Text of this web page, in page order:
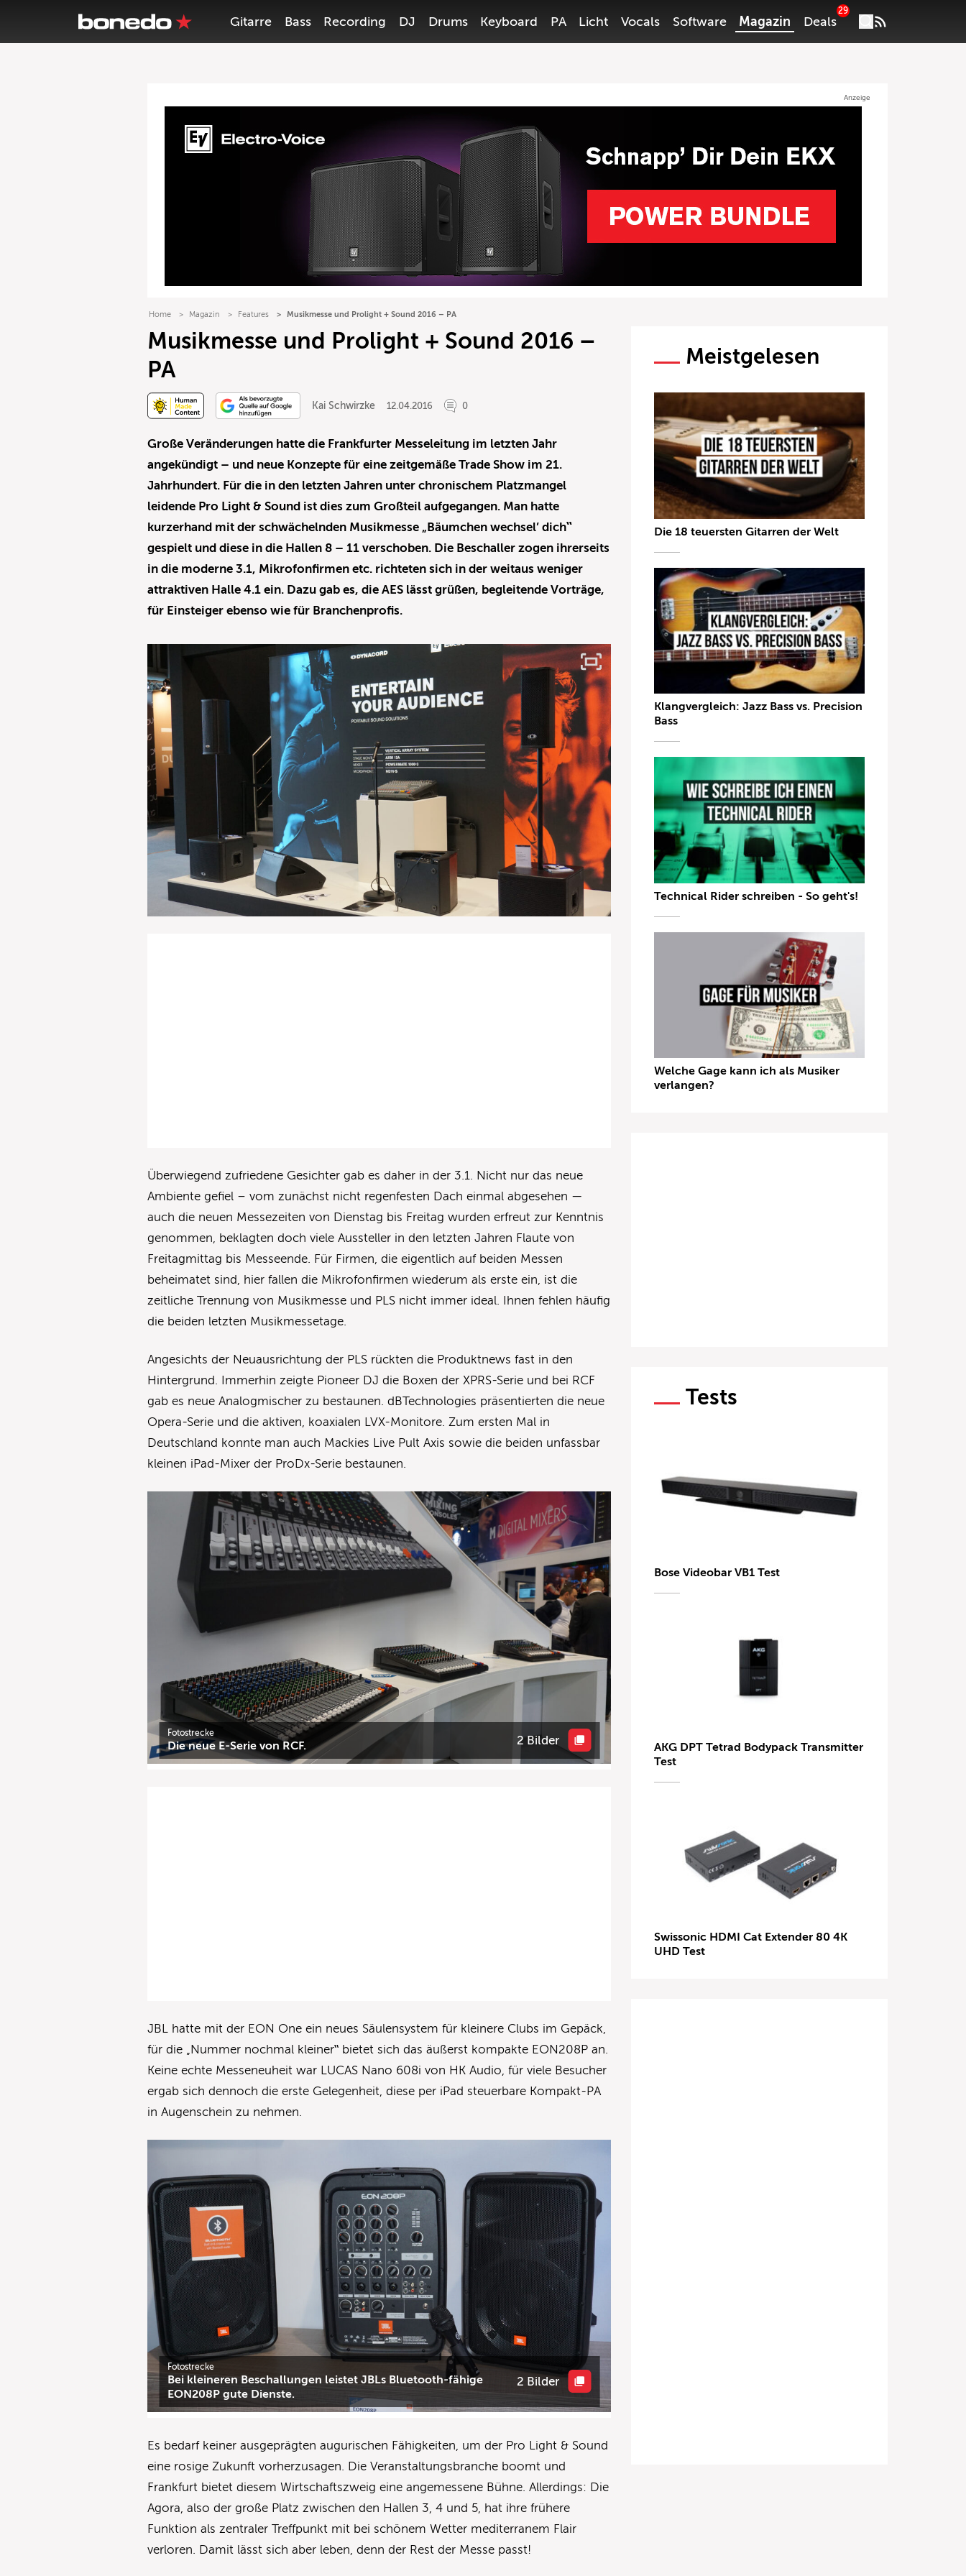
Gitarre Bass Recording DJ Drums Keyboard PA Licht Vocals Software Magazin Deals
29
Anzeige
Home Magazin Features Musikmesse und Prolight + Sound 2016 – PA
Musikmesse und Prolight + Sound 2016 –
PA
Kai Schwirzke 12.04.2016 0
Große Veränderungen hatte die Frankfurter Messeleitung im letzten Jahr
angekündigt – und neue Konzepte für eine zeitgemäße Trade Show im 21.
Jahrhundert. Für die in den letzten Jahren unter chronischem Platzmangel
leidende Pro Light & Sound ist dies zum Großteil aufgegangen. Man hatte
kurzerhand mit der schwächelnden Musikmesse „Bäumchen wechsel’ dich‟
gespielt und diese in die Hallen 8 – 11 verschoben. Die Beschaller zogen ihrerseits
in die moderne 3.1, Mikrofonfirmen etc. richteten sich in der weitaus weniger
attraktiven Halle 4.1 ein. Dazu gab es, die AES lässt grüßen, begleitende Vorträge,
für Einsteiger ebenso wie für Branchenprofis.
Überwiegend zufriedene Gesichter gab es daher in der 3.1. Nicht nur das neue
Ambiente gefiel – vom zunächst nicht regenfesten Dach einmal abgesehen —
auch die neuen Messezeiten von Dienstag bis Freitag wurden erfreut zur Kenntnis
genommen, beklagten doch viele Aussteller in den letzten Jahren Flaute von
Freitagmittag bis Messeende. Für Firmen, die eigentlich auf beiden Messen
beheimatet sind, hier fallen die Mikrofonfirmen wiederum als erste ein, ist die
zeitliche Trennung von Musikmesse und PLS nicht immer ideal. Ihnen fehlen häufig
die beiden letzten Musikmessetage.
Angesichts der Neuausrichtung der PLS rückten die Produktnews fast in den
Hintergrund. Immerhin zeigte Pioneer DJ die Boxen der XPRS-Serie und bei RCF
gab es neue Analogmischer zu bestaunen. dBTechnologies präsentierten die neue
Opera-Serie und die aktiven, koaxialen LVX-Monitore. Zum ersten Mal in
Deutschland konnte man auch Mackies Live Pult Axis sowie die beiden unfassbar
kleinen iPad-Mixer der ProDx-Serie bestaunen.
Fotostrecke
Die neue E-Serie von RCF. 2 Bilder
JBL hatte mit der EON One ein neues Säulensystem für kleinere Clubs im Gepäck,
für die „Nummer nochmal kleiner‟ bietet sich das äußerst kompakte EON208P an.
Keine echte Messeneuheit war LUCAS Nano 608i von HK Audio, für viele Besucher
ergab sich dennoch die erste Gelegenheit, diese per iPad steuerbare Kompakt-PA
in Augenschein zu nehmen.
Fotostrecke
Bei kleineren Beschallungen leistet JBLs Bluetooth-fähige
EON208P gute Dienste.
2 Bilder
Es bedarf keiner ausgeprägten augurischen Fähigkeiten, um der Pro Light & Sound
eine rosige Zukunft vorherzusagen. Die Veranstaltungsbranche boomt und
Frankfurt bietet diesem Wirtschaftszweig eine angemessene Bühne. Allerdings: Die
Agora, also der große Platz zwischen den Hallen 3, 4 und 5, hat ihre frühere
Funktion als zentraler Treffpunkt mit bei schönem Wetter mediterranem Flair
verloren. Damit lässt sich aber leben, denn der Rest der Messe passt!
Meistgelesen
Die 18 teuersten Gitarren der Welt
Klangvergleich: Jazz Bass vs. Precision
Bass
Technical Rider schreiben - So geht's!
Welche Gage kann ich als Musiker
verlangen?
Tests
Bose Videobar VB1 Test
AKG DPT Tetrad Bodypack Transmitter
Test
Swissonic HDMI Cat Extender 80 4K
UHD Test